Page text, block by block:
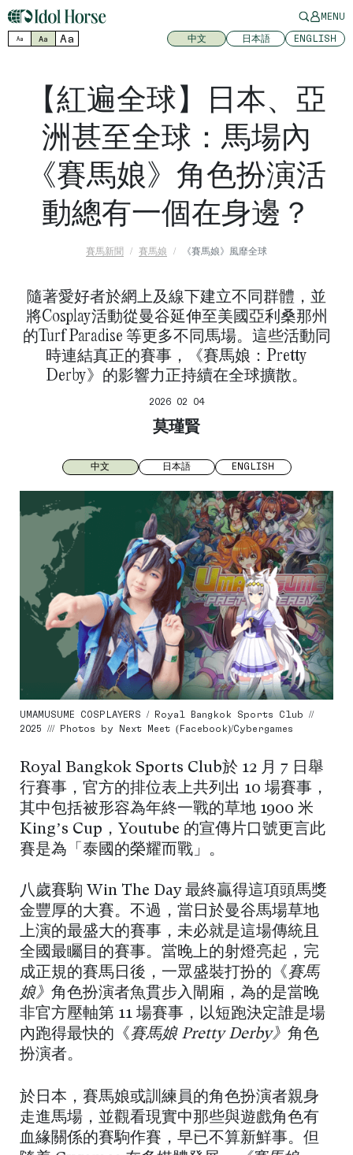
MENU
Aa Aa Aa 中文 日本語 ENGLISH
【紅遍全球】日本、亞
洲甚至全球：馬場內
《賽馬娘》角色扮演活
動總有一個在身邊？
賽馬新聞 賽馬娘 《賽馬娘》風靡全球
隨著愛好者於網上及線下建立不同群體，並
將Cosplay活動從曼谷延伸至美國亞利桑那州
的Turf Paradise 等更多不同馬場。這些活動同
時連結真正的賽事，《賽馬娘：Pretty
Derby》的影響力正持續在全球擴散。
2026 02 04
莫瑾賢
中文 日本語 ENGLISH
UMAMUSUME COSPLAYERS / Royal Bangkok Sports Club //
2025 /// Photos by Next Meet (Facebook)/Cybergames
Royal Bangkok Sports Club於 12 月 7 日舉
行賽事，官方的排位表上共列出 10 場賽事，
其中包括被形容為年終一戰的草地 1900 米
King’s Cup，Youtube 的宣傳片口號更言此
賽是為「泰國的榮耀而戰」。
八歲賽駒 Win The Day 最終贏得這項頭馬獎
金豐厚的大賽。不過，當日於曼谷馬場草地
上演的最盛大的賽事，未必就是這場傳統且
全國最矚目的賽事。當晚上的射燈亮起，完
成正規的賽馬日後，一眾盛裝打扮的《賽馬
娘》 角色扮演者魚貫步入閘廂，為的是當晚
非官方壓軸第 11 場賽事，以短跑決定誰是場
內跑得最快的《賽馬娘 Pretty Derby》 角色
扮演者。
於日本，賽馬娘或訓練員的角色扮演者親身
走進馬場，並觀看現實中那些與遊戲角色有
血緣關係的賽駒作賽，早已不算新鮮事。但